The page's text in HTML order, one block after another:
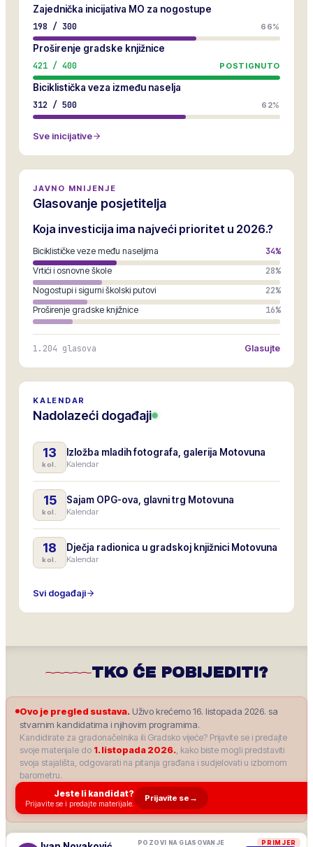
Zajednička inicijativa MO za nogostupe
198 / 300 66%
Proširenje gradske knjižnice
421 / 400 POSTIGNUTO
Biciklistička veza između naselja
312 / 500 62%
Sve inicijative
JAVNO MNIJENJE
Glasovanje posjetitelja
Koja investicija ima najveći prioritet u 2026.?
Biciklističke veze među naseljima 34%
Vrtići i osnovne škole 28%
Nogostupi i sigurni školski putovi 22%
Proširenje gradske knjižnice 16%
1.204 glasova Glasujte
KALENDAR
Nadolazeći događaji
13
kol.
Izložba mladih fotografa, galerija Motovuna
Kalendar
15
kol.
Sajam OPG-ova, glavni trg Motovuna
Kalendar
18
kol.
Dječja radionica u gradskoj knjižnici Motovuna
Kalendar
Svi događaji
TKO ĆE POBIJEDITI?
Ovo je pregled sustava. Uživo krećemo 16. listopada 2026. sa
stvarnim kandidatima i njihovim programima.
Kandidirate za gradonačelnika ili Gradsko vijeće? Prijavite se i predajte
svoje materijale do 1. listopada 2026., kako biste mogli predstaviti
svoja stajališta, odgovarati na pitanja građana i sudjelovati u izbornom
barometru.
Jeste li kandidat?
Prijavite se i predajte materijale.
Prijavite se →
PRIMJER
POZOVI NA GLASOVANJE